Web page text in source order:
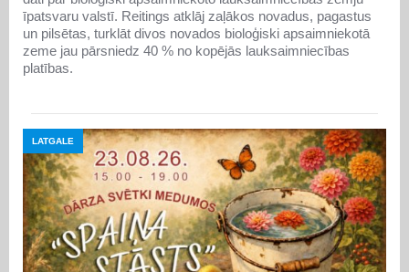
īpatsvaru valstī. Reitings atklāj zaļākos novadus, pagastus
un pilsētas, turklāt divos novados bioloģiski apsaimniekotā
zeme jau pārsniedz 40 % no kopējās lauksaimniecības
platības.
LATGALE